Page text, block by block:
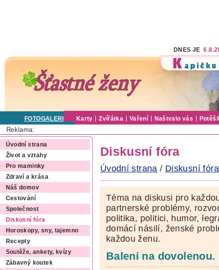
DNES JE
FOTOGALERIE Karty Zvířátka Vaření Naštvalo vás
Reklama:
Úvodní strana
Život a vztahy
Pro maminky
Zdraví a krása
Náš domov
Cestování
Společnost
Diskusní fóra
Horoskopy, sny, tajemno
Recepty
Soutěže, ankety, kvízy
Zábavný koutek
Diskusní fóra
Úvodní strana / Diskusní fóra
Téma na diskusi pro
partnerské problémy,
politika, politici, humor,
domácí násilí, ženské
každou ženu.
Balení na